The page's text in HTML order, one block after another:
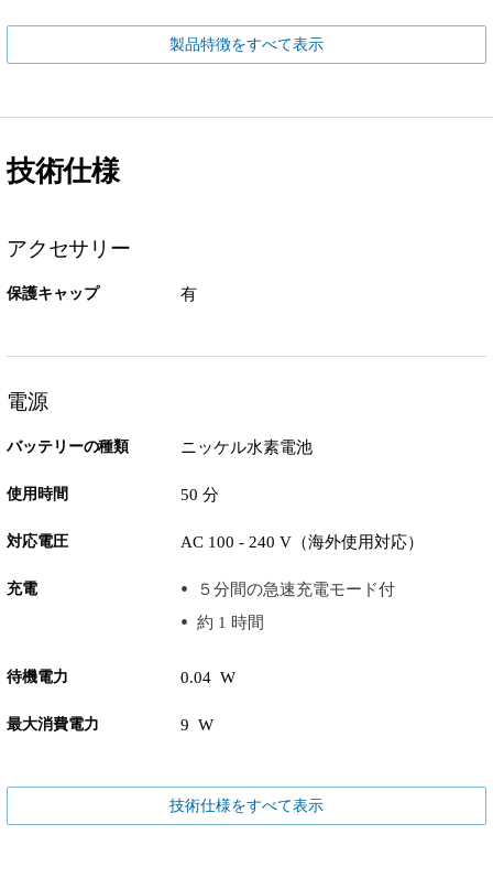
製品特徴をすべて表示
技術仕様
アクセサリー
保護キャップ 有
電源
バッテリーの種類 ニッケル水素電池
使用時間 50 分
対応電圧 AC 100 - 240 V（海外使用対応）
充電
５分間の急速充電モード付
約 1 時間
待機電力 0.04 W
最大消費電力 9 W
技術仕様をすべて表示